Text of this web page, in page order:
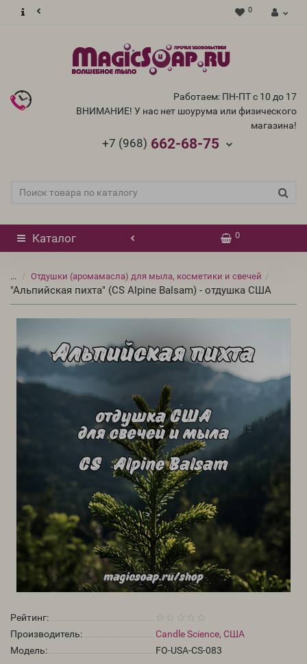
0
Работаем: ПН-ПТ с 10 до 17
ВНИМАНИЕ! У нас нет шоурума или физического
магазина!
+7 (968) 662-68-75
Каталог 0
... Отдушки (аромамасла) для мыла, косметики и свечей
"Альпийская пихта" (CS Alpine Balsam) - отдушка США
Рейтинг:
Производитель:
Candle Science, США
Модель:
FO-USA-CS-083